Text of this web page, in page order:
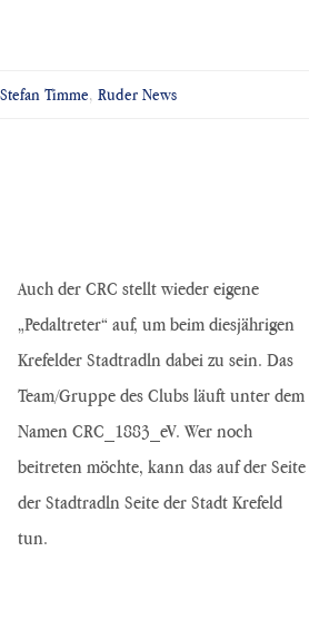
Timme,Ruder News
Auch der CRC stellt wieder eigene
„Pedaltreter“ auf, um beim diesjährigen
Krefelder Stadtradln dabei zu sein. Das
Team/Gruppe des Clubs läuft unter dem
Namen CRC_1883_eV. Wer noch
beitreten möchte, kann das auf der Seite
der Stadtradln Seite der Stadt Krefeld
tun.